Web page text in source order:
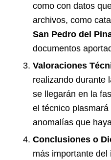
como con datos
archivos, como
San Pedro del
documentos
Valoraciones
realizando durante
se llegarán en la
el técnico
anomalías que
Conclusiones o
más importante del